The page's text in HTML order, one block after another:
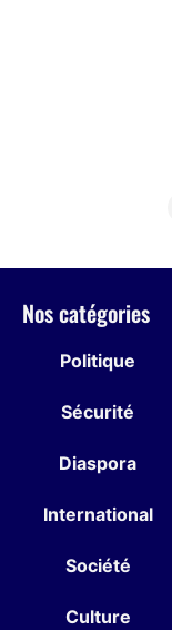
Nos catégories
Politique
Sécurité
Diaspora
International
Société
Culture